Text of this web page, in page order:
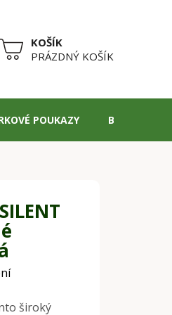
NÁKUPNÍPRÁZDNÝ KOŠÍK
POUKAZY BLOG
široký